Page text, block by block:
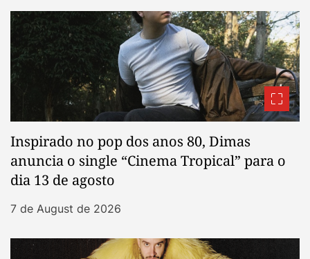
Inspirado no pop dos anos 80, Dimas
anuncia o single “Cinema Tropical” para o
dia 13 de agosto
7 de August de 2026